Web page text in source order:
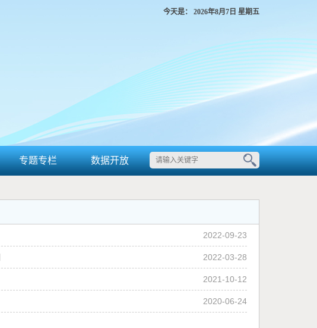
今天是： 2026年8月7日 星期五
专题专栏 数据开放
2022-09-23
2022-03-28
2021-10-12
2020-06-24